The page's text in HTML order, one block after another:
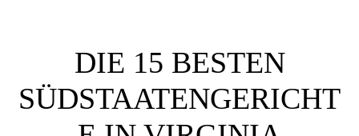
DIE 15 BESTEN
SÜDSTAATENGERICHT